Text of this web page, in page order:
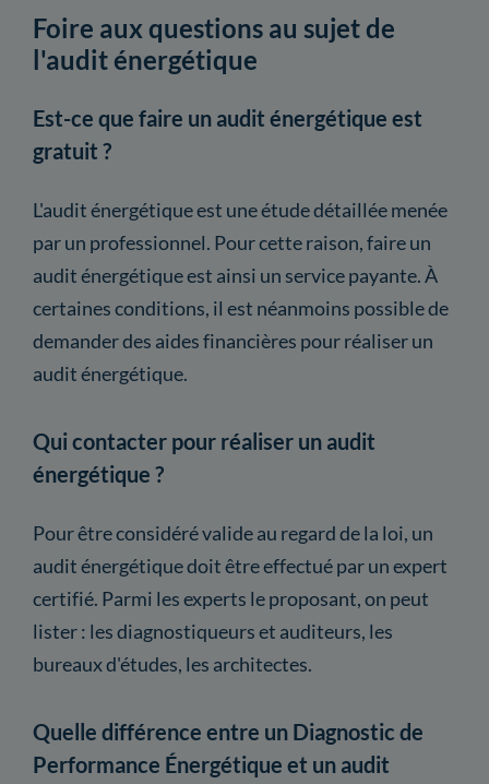
Foire aux questions au sujet de
l'audit énergétique
Est-ce que faire un audit énergétique est
gratuit ?
L'audit énergétique est une étude détaillée menée
par un professionnel. Pour cette raison, faire un
audit énergétique est ainsi un service payante. À
certaines conditions, il est néanmoins possible de
demander des aides financières pour réaliser un
audit énergétique.
Qui contacter pour réaliser un audit
énergétique ?
Pour être considéré valide au regard de la loi, un
audit énergétique doit être effectué par un expert
certifié. Parmi les experts le proposant, on peut
lister : les diagnostiqueurs et auditeurs, les
bureaux d'études, les architectes.
Quelle différence entre un Diagnostic de
Performance Énergétique et un audit